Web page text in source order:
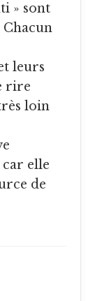
» sont
Chacun
leurs
rire
loin
elle
de